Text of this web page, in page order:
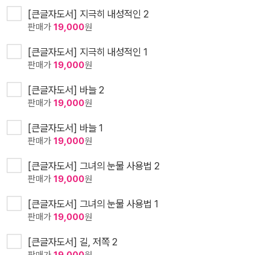
[큰글자도서] 지극히 내성적인 2
판매가 19,000원
[큰글자도서] 지극히 내성적인 1
판매가 19,000원
[큰글자도서] 바늘 2
판매가 19,000원
[큰글자도서] 바늘 1
판매가 19,000원
[큰글자도서] 그녀의 눈물 사용법 2
판매가 19,000원
[큰글자도서] 그녀의 눈물 사용법 1
판매가 19,000원
[큰글자도서] 길, 저쪽 2